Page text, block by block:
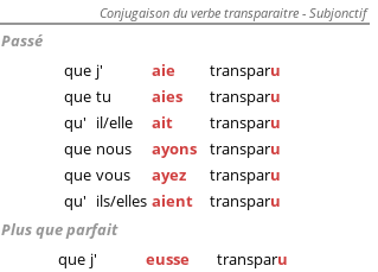
Conjugaison du verbe transparaitre - Subjonctif
Passé
que j' aie transparu
que tu aies transparu
qu' il/elle ait transparu
que nous ayons transparu
que vous ayez transparu
qu' ils/elles aient transparu
Plus que parfait
que j' eusse transparu